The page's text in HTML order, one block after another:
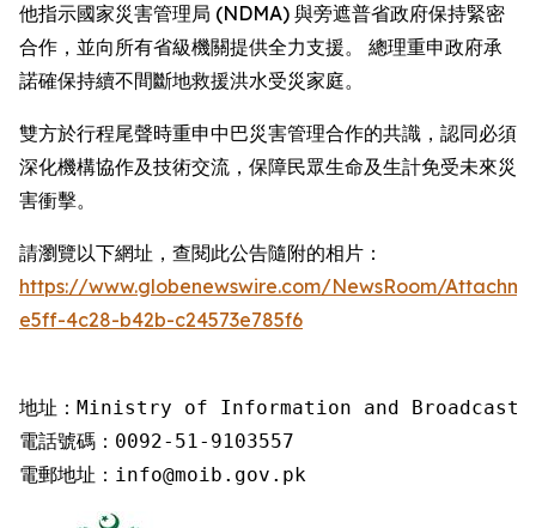
他指示國家災害管理局 (NDMA) 與旁遮普省政府保持緊密
合作，並向所有省級機關提供全力支援。 總理重申政府承
諾確保持續不間斷地救援洪水受災家庭。
雙方於行程尾聲時重申中巴災害管理合作的共識，認同必須
深化機構協作及技術交流，保障民眾生命及生計免受未來災
害衝擊。
請瀏覽以下網址，查閱此公告隨附的相片：
https://www.globenewswire.com/NewsRoom/
e5ff-4c28-b42b-c24573e785f6
地址：Ministry of Information and
電話號碼：0092-51-9103557
電郵地址：info@moib.gov.pk